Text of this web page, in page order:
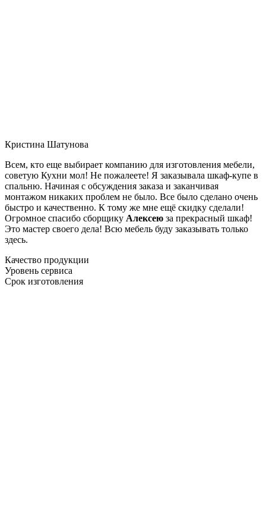
Кристина Шатунова
Всем, кто еще выбирает компанию для изготовления мебели,
советую Кухни мол! Не пожалеете! Я заказывала шкаф-купе в
спальню. Начиная с обсуждения заказа и заканчивая
монтажом никаких проблем не было. Все было сделано очень
быстро и качественно. К тому же мне ещё скидку сделали!
Огромное спасибо сборщику Алексею за прекрасный шкаф!
Это мастер своего дела! Всю мебель буду заказывать только
здесь.
Качество продукции
Уровень сервиса
Срок изготовления